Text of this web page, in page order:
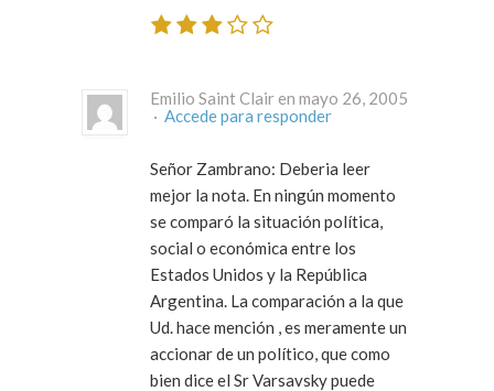
Emilio Saint Clair en mayo 26, 2005
· Accede para responder
Señor Zambrano: Deberia leer
mejor la nota. En ningún momento
se comparó la situación política,
social o económica entre los
Estados Unidos y la República
Argentina. La comparación a la que
Ud. hace mención , es meramente un
accionar de un político, que como
bien dice el Sr Varsavsky puede